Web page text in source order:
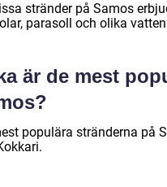
stränder på Samos
parasoll och olika
är de mest
populära stränderna på